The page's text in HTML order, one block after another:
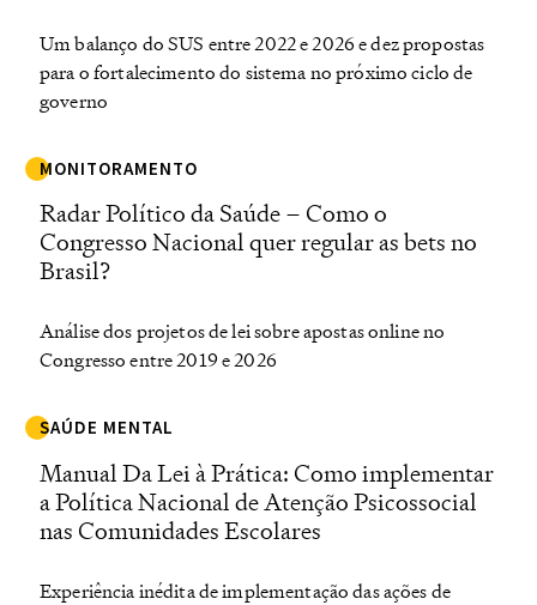
Um balanço do SUS entre 2022 e 2026 e dez propostas
para o fortalecimento do sistema no próximo ciclo de
governo
MONITORAMENTO
Radar Político da Saúde – Como o
Congresso Nacional quer regular as bets no
Brasil?
Análise dos projetos de lei sobre apostas online no
Congresso entre 2019 e 2026
SAÚDE MENTAL
Manual Da Lei à Prática: Como implementar
a Política Nacional de Atenção Psicossocial
nas Comunidades Escolares
Experiência inédita de implementação das ações de